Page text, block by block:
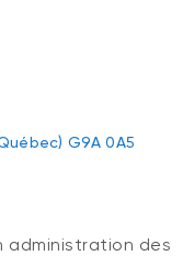
G9A 0A5
administration des